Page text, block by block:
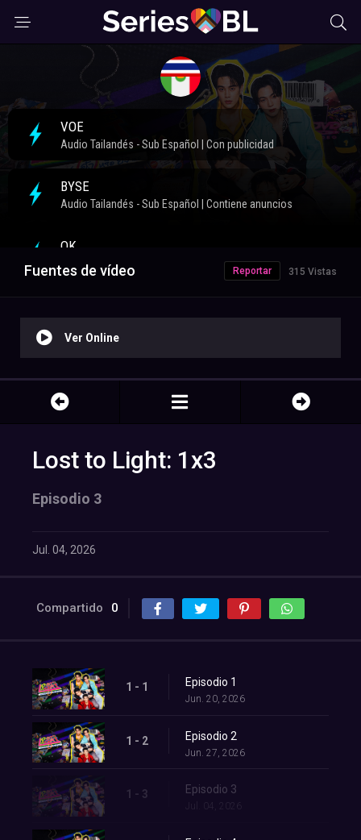
Fuentes de vídeo 315 Vistas
Reportar
Ver Online
Lost to Light: 1x3
Episodio 3
Jul. 04, 2026
Compartido 0
1 - 1 Episodio 1
Jun. 20, 2026
1 - 2 Episodio 2
Jun. 27, 2026
1 - 3 Episodio 3
Jul. 04, 2026